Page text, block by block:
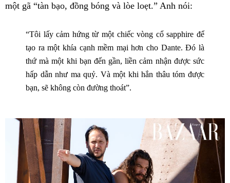
một gã “tàn bạo, đồng bóng và lòe loẹt.” Anh nói:
“Tôi lấy cảm hứng từ một chiếc vòng cổ sapphire để
tạo ra một khía cạnh mềm mại hơn cho Dante. Đó là
thứ mà một khi bạn đến gần, liền cảm nhận được sức
hấp dẫn như ma quỷ. Và một khi hắn thâu tóm được
bạn, sẽ không còn đường thoát”.